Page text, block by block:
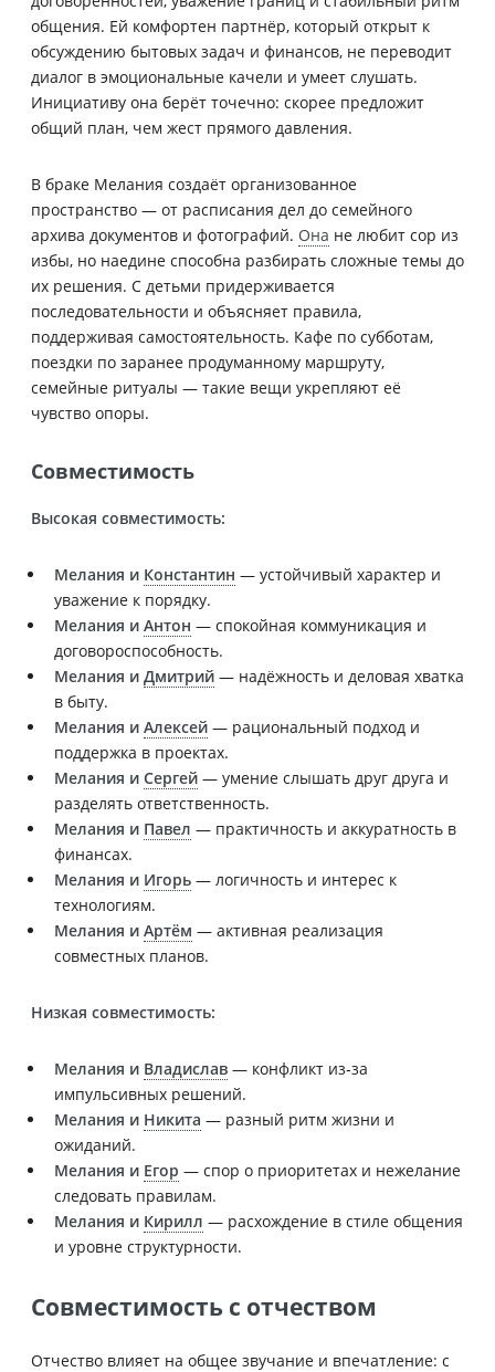
общения. Ей комфортен партнёр, который открыт к
обсуждению бытовых задач и финансов, не переводит
диалог в эмоциональные качели и умеет слушать.
Инициативу она берёт точечно: скорее предложит
общий план, чем жест прямого давления.
В браке Мелания создаёт организованное
пространство — от расписания дел до семейного
архива документов и фотографий. Она не любит сор из
избы, но наедине способна разбирать сложные темы до
их решения. С детьми придерживается
последовательности и объясняет правила,
поддерживая самостоятельность. Кафе по субботам,
поездки по заранее продуманному маршруту,
семейные ритуалы — такие вещи укрепляют её
чувство опоры.
Совместимость
Высокая совместимость:
Мелания и Константин — устойчивый характер и
уважение к порядку.
Мелания и Антон — спокойная коммуникация и
договороспособность.
Мелания и Дмитрий — надёжность и деловая хватка
в быту.
Мелания и Алексей — рациональный подход и
поддержка в проектах.
Мелания и Сергей — умение слышать друг друга и
разделять ответственность.
Мелания и Павел — практичность и аккуратность в
финансах.
Мелания и Игорь — логичность и интерес к
технологиям.
Мелания и Артём — активная реализация
совместных планов.
Низкая совместимость:
Мелания и Владислав — конфликт из‑за
импульсивных решений.
Мелания и Никита — разный ритм жизни и
ожиданий.
Мелания и Егор — спор о приоритетах и нежелание
следовать правилам.
Мелания и Кирилл — расхождение в стиле общения
и уровне структурности.
Совместимость с отчеством
Отчество влияет на общее звучание и впечатление: с